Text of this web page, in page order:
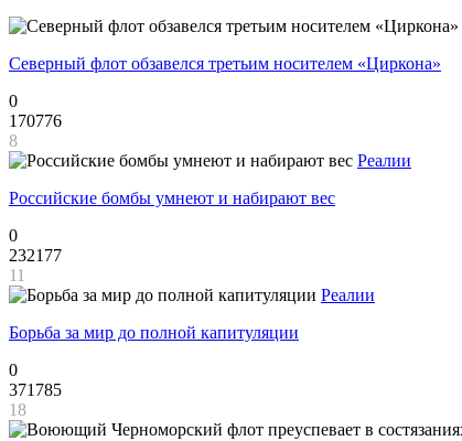
Северный флот обзавелся третьим носителем «Циркона»
0
170776
8
Реалии
Российские бомбы умнеют и набирают вес
0
232177
11
Реалии
Борьба за мир до полной капитуляции
0
371785
18